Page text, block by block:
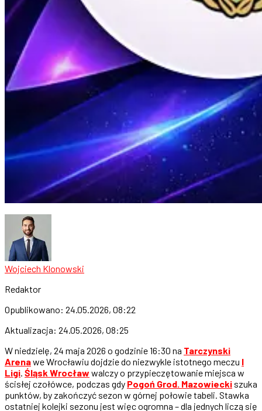
Wojciech Klonowski
Redaktor
Opublikowano: 24.05.2026, 08:22
Aktualizacja: 24.05.2026, 08:25
W niedzielę, 24 maja 2026 o godzinie 16:30 na Tarczynski
Arenawe Wrocławiu dojdzie do niezwykle istotnego meczu I
Ligi. Śląsk Wrocław walczy o przypieczętowanie miejsca w
ścisłej czołówce, podczas gdy Pogoń Grod. Mazowiecki szuka
punktów, by zakończyć sezon w górnej połowie tabeli. Stawka
ostatniej kolejki sezonu jest więc ogromna – dla jednych liczą się